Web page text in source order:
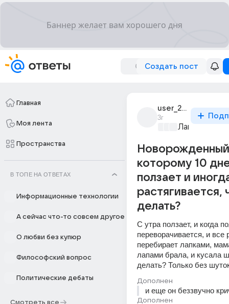
Создать пост
Главная
Моя лента
Пространства
В ТОПЕ НА ОТВЕТАХ
Информационные технологии
А сейчас что-то совсем другое
О любви без купюр
Философский вопрос
Политические дебаты
Смотреть все
user_253150105
3г
Лапки и
которому 10
ползает и
растягивается,
делать?
С утра ползает, и когда
переворачивается, и все
перебирает лапками,
лапами брала, и кусала
делать? Только без
Дополнен
и еще он беззвучно
Дополнен